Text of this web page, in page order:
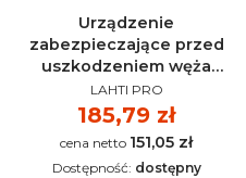
Urządzenie
zabezpieczające przed
uszkodzeniem węża
propan Schweisskraft -
1711524
PRODUCENT
LAHTI PRO
Cena
185,79 zł
Cena 151,05 zł
Dostępność: dostępny